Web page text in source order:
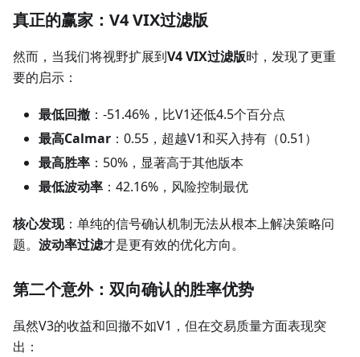
真正的赢家：V4 VIX过滤版
然而，当我们将视野扩展到V4 VIX过滤版时，发现了更重
要的启示：
最低回撤 ：-51.46%，比V1还低4.5个百分点
最高Calmar ：0.55，超越V1和买入持有（0.51）
最高胜率 ：50%，显著高于其他版本
最低波动率 ：42.16%，风险控制最优
核心发现：单纯的信号确认机制无法从根本上解决策略问
题。 波动率过滤才是更有效的优化方向。
第二个意外：双向确认的胜率优势
虽然V3的收益和回撤不如V1，但在交易质量方面表现突
出：